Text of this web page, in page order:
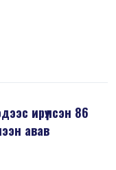
ирүүлсэн 86
авав